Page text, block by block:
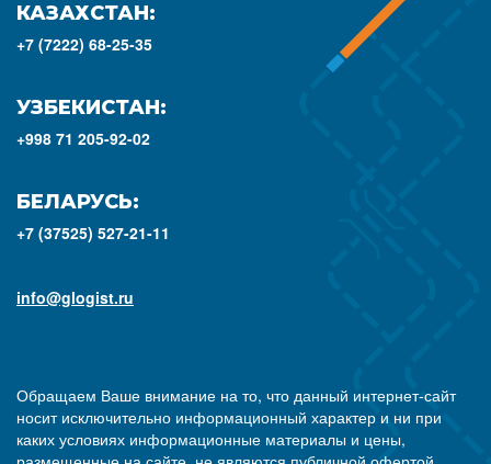
КАЗАХСТАН:
+7 (7222) 68-25-35
УЗБЕКИСТАН:
+998 71 205-92-02
БЕЛАРУСЬ:
+7 (37525) 527-21-11
info@glogist.ru
Обращаем Ваше внимание на то, что данный интернет-сайт
носит исключительно информационный характер и ни при
каких условиях информационные материалы и цены,